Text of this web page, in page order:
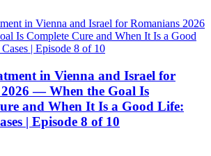
in Vienna and Israel for
— When the Goal Is
and When It Is a Good Life:
| Episode 8 of 10